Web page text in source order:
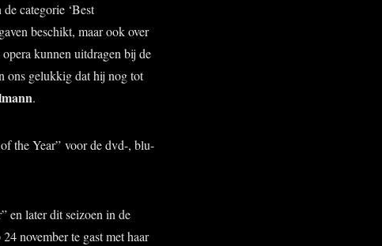
categorie ‘Best
beschikt, maar ook over
kunnen uitdragen bij de
ons gelukkig dat hij nog tot
.
the Year” voor de dvd-, blu-
en later dit seizoen in de
24 november te gast met haar